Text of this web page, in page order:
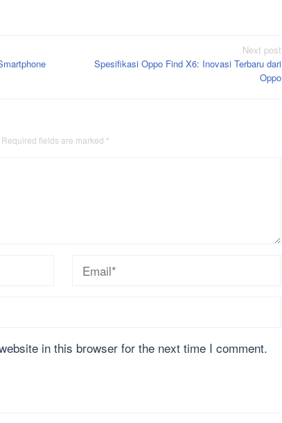
Next post
Spesifikasi Oppo Find X6: Inovasi Terbaru dari
Oppo
Required fields are marked *
in this browser for the next time I comment.